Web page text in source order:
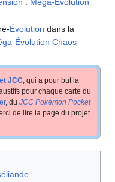
Évolution dans la
Évolution Chaos
JCC, qui a pour but la
pour chaque carte du
, du JCC Pokémon Pocket
de lire la page du projet